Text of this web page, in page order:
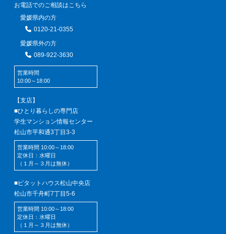
お電話でのご相談はこちら
愛媛県内の方
0120-21-0355
愛媛県外の方
089-922-3630
営業時間
10:00～18:00
【支店】
■ひとり暮らしの専門店
学生マンション情報センター
松山市平和通3丁目3-3
営業時間 10:00～18:00
定休日：水曜日
（１月～３月は無休）
■ピタットハウス松山中央店
松山市千舟町7丁目5-6
営業時間 10:00～18:00
定休日：水曜日
（１月～３月は無休）